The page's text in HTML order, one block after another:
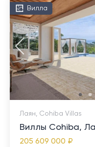
Вилла
Лаян, Cohiba Villas
Виллы Cohiba,
205 609 000 ₽